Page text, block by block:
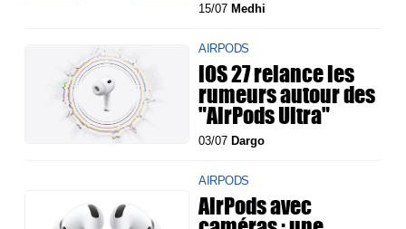
15/07Medhi
AIRPODS
iOS 27 relance les
rumeurs autour des
"AirPods Ultra"
03/07Dargo
AIRPODS
AirPods avec